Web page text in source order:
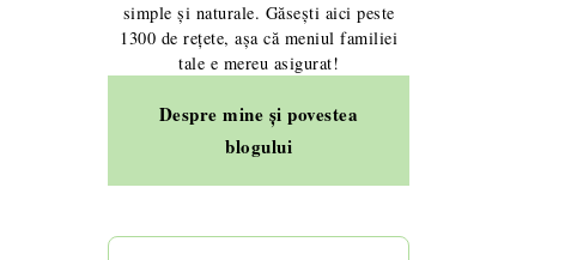
simple și naturale. Găsești aici peste
1300 de rețete, așa că meniul familiei
tale e mereu asigurat!
Despre mine și povestea
blogului